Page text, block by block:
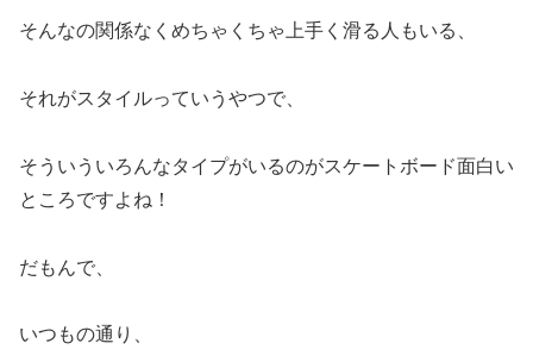
そんなの関係なくめちゃくちゃ上手く滑る人もいる、
それがスタイルっていうやつで、
そういういろんなタイプがいるのがスケートボード面白い
ところですよね！
だもんで、
いつもの通り、